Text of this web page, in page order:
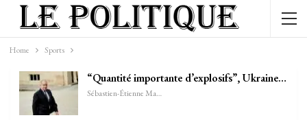
Home Sports
“Quantité importante d’explosifs”, Ukraine…
Sébastien-Étienne Marechal